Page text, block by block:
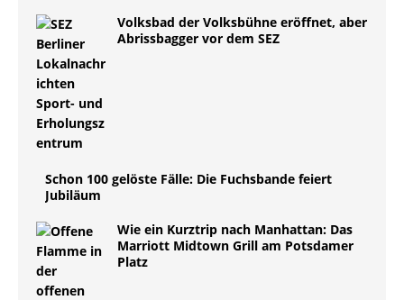
Volksbad der Volksbühne eröffnet, aber
Abrissbagger vor dem SEZ
Schon 100 gelöste Fälle: Die Fuchsbande feiert
Jubiläum
Wie ein Kurztrip nach Manhattan: Das
Marriott Midtown Grill am Potsdamer
Platz